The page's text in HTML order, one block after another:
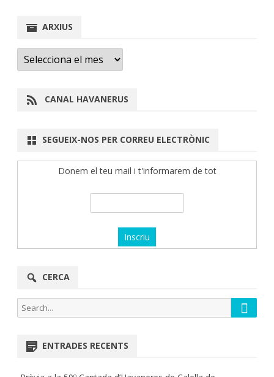
ARXIUS
Arxius
CANAL HAVANERUS
SEGUEIX-NOS PER CORREU ELECTRÒNIC
Donem el teu mail i t'informarem de tot
CERCA
Search
for:
Search
ENTRADES RECENTS